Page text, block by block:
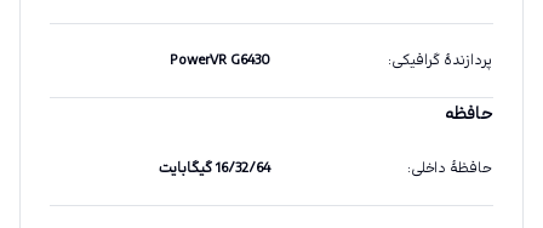
پردازندهٔ گرافیکی:
PowerVR G6430
حافظه
حافظهٔ داخلی: 16/32/64 گیگابایت